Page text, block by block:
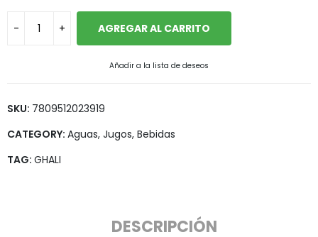
AGREGAR AL CARRITO
Añadir a la lista de deseos
SKU: 7809512023919
CATEGORY: Aguas, Jugos, Bebidas
TAG: GHALI
DESCRIPCIÓN